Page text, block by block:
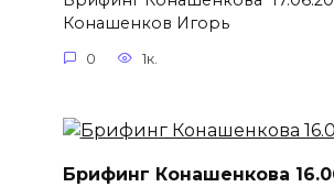
Конашенков Игорь
0 1к.
Брифинг Конашенкова